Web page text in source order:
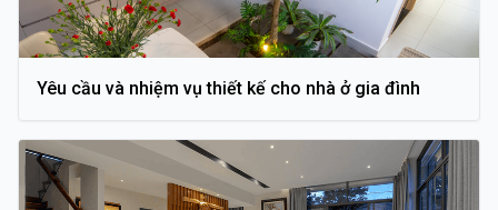
Yêu cầu và nhiệm vụ thiết kế cho nhà ở gia đình